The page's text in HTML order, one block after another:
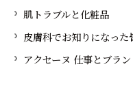
肌トラブルと化粧品
皮膚科でお知りになった
アクセーヌ 仕事とブラン